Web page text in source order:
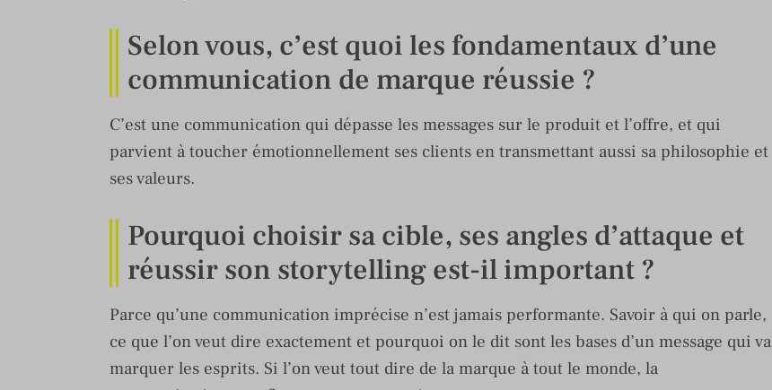
Selon vous, c’est quoi les fondamentaux d’une
communication de marque réussie ?
C’est une communication qui dépasse les messages sur le produit et l’offre, et qui
parvient à toucher émotionnellement ses clients en transmettant aussi sa philosophie et
ses valeurs.
Pourquoi choisir sa cible, ses angles d’attaque et
réussir son storytelling est-il important ?
Parce qu’une communication imprécise n’est jamais performante. Savoir à qui on parle,
ce que l’on veut dire exactement et pourquoi on le dit sont les bases d’un message qui va
marquer les esprits. Si l’on veut tout dire de la marque à tout le monde, la